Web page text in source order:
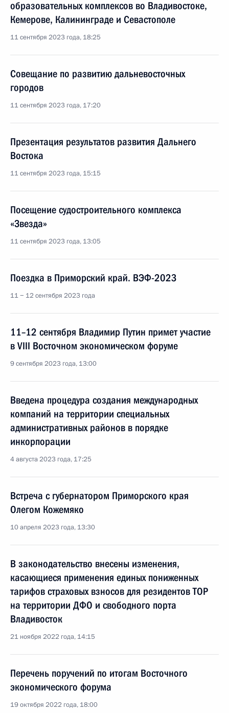
образовательных комплексов во Владивостоке,
Кемерове, Калининграде и Севастополе
11 сентября 2023 года, 18:25
Совещание по развитию дальневосточных
городов
11 сентября 2023 года, 17:20
Презентация результатов развития Дальнего
Востока
11 сентября 2023 года, 15:15
Посещение судостроительного комплекса
«Звезда»
11 сентября 2023 года, 13:05
Поездка в Приморский край. ВЭФ-2023
11 − 12 сентября 2023 года
11–12 сентября Владимир Путин примет участие
в VIII Восточном экономическом форуме
9 сентября 2023 года, 13:00
Введена процедура создания международных
компаний на территории специальных
административных районов в порядке
инкорпорации
4 августа 2023 года, 17:25
Встреча с губернатором Приморского края
Олегом Кожемяко
10 апреля 2023 года, 13:30
В законодательство внесены изменения,
касающиеся применения единых пониженных
тарифов страховых взносов для резидентов ТОР
на территории ДФО и свободного порта
Владивосток
21 ноября 2022 года, 14:15
Перечень поручений по итогам Восточного
экономического форума
19 октября 2022 года, 18:00